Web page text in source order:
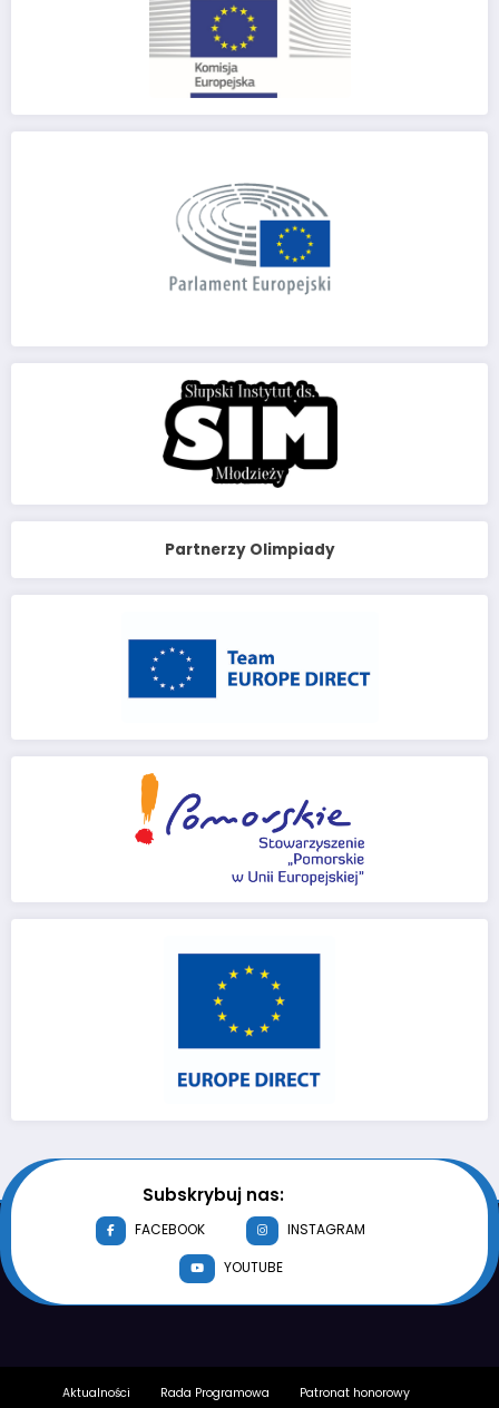
Partnerzy Olimpiady
Subskrybuj nas:
FACEBOOK
INSTAGRAM
YOUTUBE
Aktualności Rada Programowa
Patronat honorowy